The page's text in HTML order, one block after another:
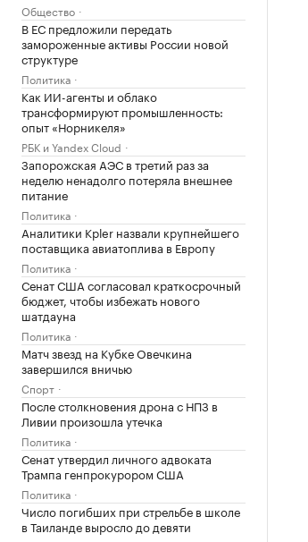
Общество
В ЕС предложили передать
замороженные активы России новой
структуре
Политика
Как ИИ-агенты и облако
трансформируют промышленность:
опыт «Норникеля»
РБК и Yandex Cloud
Запорожская АЭС в третий раз за
неделю ненадолго потеряла внешнее
питание
Политика
Аналитики Kpler назвали крупнейшего
поставщика авиатоплива в Европу
Политика
Сенат США согласовал краткосрочный
бюджет, чтобы избежать нового
шатдауна
Политика
Матч звезд на Кубке Овечкина
завершился вничью
Спорт
После столкновения дрона с НПЗ в
Ливии произошла утечка
Политика
Сенат утвердил личного адвоката
Трампа генпрокурором США
Политика
Число погибших при стрельбе в школе
в Таиланде выросло до девяти